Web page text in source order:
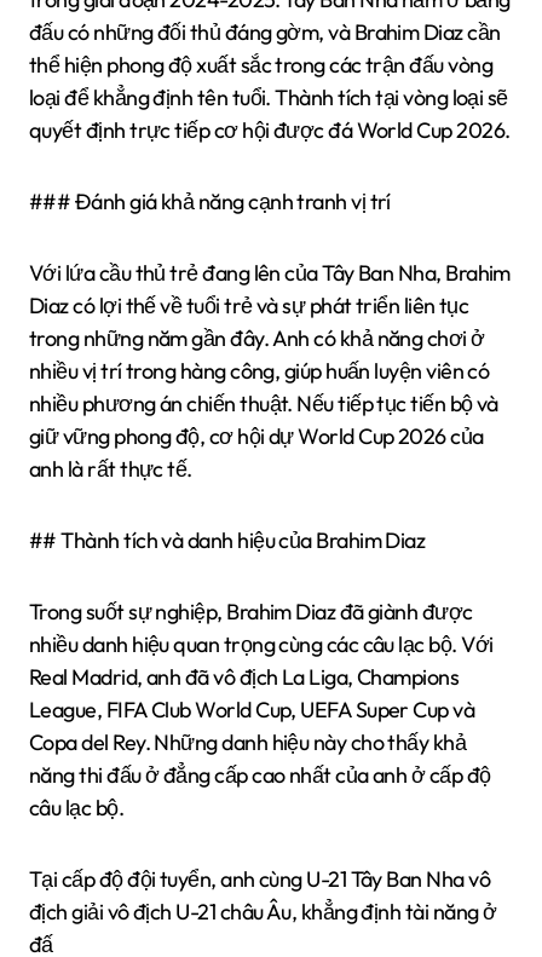
đấu có những đối thủ đáng gờm, và Brahim Diaz cần
thể hiện phong độ xuất sắc trong các trận đấu vòng
loại để khẳng định tên tuổi. Thành tích tại vòng loại sẽ
quyết định trực tiếp cơ hội được đá World Cup 2026.
### Đánh giá khả năng cạnh tranh vị trí
Với lứa cầu thủ trẻ đang lên của Tây Ban Nha, Brahim
Diaz có lợi thế về tuổi trẻ và sự phát triển liên tục
trong những năm gần đây. Anh có khả năng chơi ở
nhiều vị trí trong hàng công, giúp huấn luyện viên có
nhiều phương án chiến thuật. Nếu tiếp tục tiến bộ và
giữ vững phong độ, cơ hội dự World Cup 2026 của
anh là rất thực tế.
## Thành tích và danh hiệu của Brahim Diaz
Trong suốt sự nghiệp, Brahim Diaz đã giành được
nhiều danh hiệu quan trọng cùng các câu lạc bộ. Với
Real Madrid, anh đã vô địch La Liga, Champions
League, FIFA Club World Cup, UEFA Super Cup và
Copa del Rey. Những danh hiệu này cho thấy khả
năng thi đấu ở đẳng cấp cao nhất của anh ở cấp độ
câu lạc bộ.
Tại cấp độ đội tuyển, anh cùng U-21 Tây Ban Nha vô
địch giải vô địch U-21 châu Âu, khẳng định tài năng ở
đấ